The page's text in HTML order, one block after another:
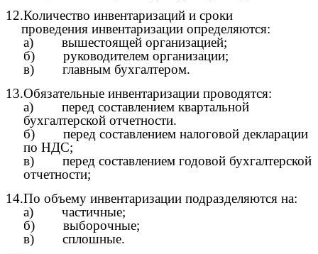
12.Количество инвентаризаций и сроки
проведения инвентаризации определяются:
а) вышестоящей организацией;
б) руководителем организации;
в) главным бухгалтером.
13.Обязательные инвентаризации проводятся:
а) перед составлением квартальной
бухгалтерской отчетности.
б) перед составлением налоговой декларации
по НДС;
в) перед составлением годовой бухгалтерской
отчетности;
14.По объему инвентаризации подразделяются на:
а) частичные;
б) выборочные;
в) сплошные.